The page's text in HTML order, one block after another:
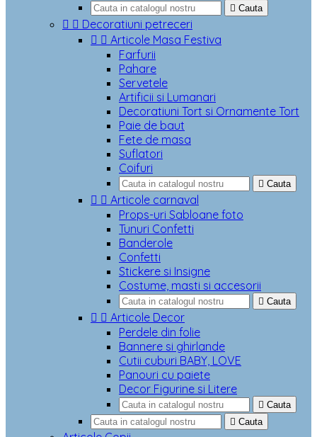
 Cauta
  Decoratiuni petreceri
  Articole Masa Festiva
Farfurii
Pahare
Servetele
Artificii si Lumanari
Decoratiuni Tort si Ornamente Tort
Paie de baut
Fete de masa
Suflatori
Coifuri
 Cauta
  Articole carnaval
Props-uri Sabloane foto
Tunuri Confetti
Banderole
Confetti
Stickere si Insigne
Costume, masti si accesorii
 Cauta
  Articole Decor
Perdele din folie
Bannere si ghirlande
Cutii cuburi BABY, LOVE
Panouri cu paiete
Decor Figurine si Litere
 Cauta
 Cauta